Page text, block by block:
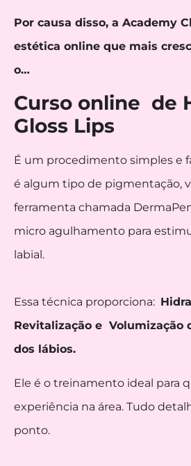
Por causa disso, a Academy
estética online que mais
o…
Curso online de
Gloss Lips
É um procedimento simples e
é algum tipo de pigmentação,
ferramenta chamada
micro agulhamento para
labial.
Essa técnica proporciona:
Revitalização e Volumização
dos lábios.
Ele é o treinamento ideal para
experiência na área. Tudo
ponto.